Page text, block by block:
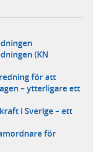
(KN
för att
– ytterligare ett
i Sverige – ett
för